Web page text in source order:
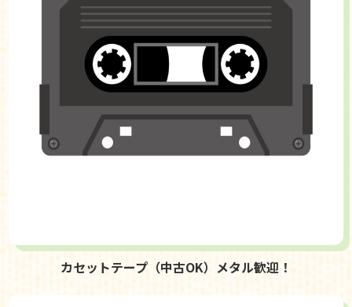
カセットテープ（中古OK）メタル歓迎！